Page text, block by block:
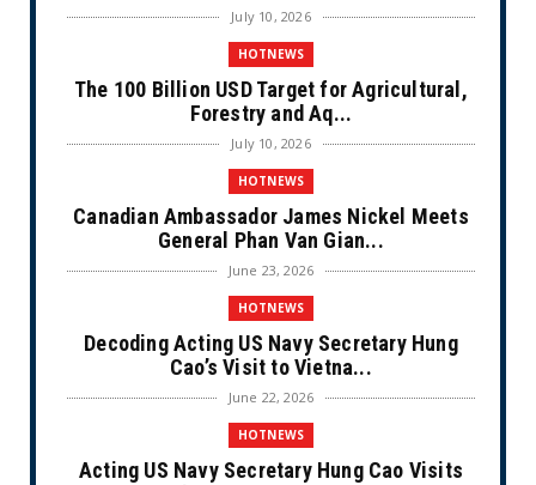
July 10, 2026
HOTNEWS
The 100 Billion USD Target for Agricultural,
Forestry and Aq...
July 10, 2026
HOTNEWS
Canadian Ambassador James Nickel Meets
General Phan Van Gian...
June 23, 2026
HOTNEWS
Decoding Acting US Navy Secretary Hung
Cao’s Visit to Vietna...
June 22, 2026
HOTNEWS
Acting US Navy Secretary Hung Cao Visits